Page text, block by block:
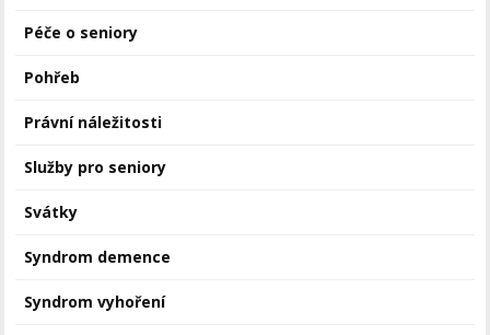
Péče o seniory
Pohřeb
Právní náležitosti
Služby pro seniory
Svátky
Syndrom demence
Syndrom vyhoření